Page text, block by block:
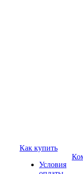
Как купить
Условия